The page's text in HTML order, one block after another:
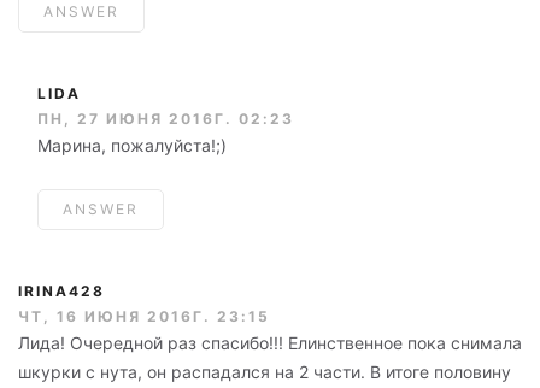
ANSWER
LIDA
ПН, 27 ИЮНЯ 2016Г. 02:23
Марина, пожалуйста!;)
ANSWER
IRINA428
ЧТ, 16 ИЮНЯ 2016Г. 23:15
Лида! Очередной раз спасибо!!! Елинственное пока снимала
шкурки с нута, он распадался на 2 части. В итоге половину